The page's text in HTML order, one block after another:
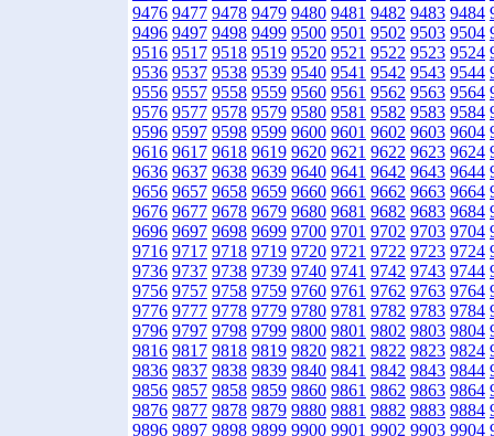
9476 9477 9478 9479 9480 9481 9482 9483 9484
9496 9497 9498 9499 9500 9501 9502 9503 9504
9516 9517 9518 9519 9520 9521 9522 9523 9524
9536 9537 9538 9539 9540 9541 9542 9543 9544
9556 9557 9558 9559 9560 9561 9562 9563 9564
9576 9577 9578 9579 9580 9581 9582 9583 9584
9596 9597 9598 9599 9600 9601 9602 9603 9604
9616 9617 9618 9619 9620 9621 9622 9623 9624
9636 9637 9638 9639 9640 9641 9642 9643 9644
9656 9657 9658 9659 9660 9661 9662 9663 9664
9676 9677 9678 9679 9680 9681 9682 9683 9684
9696 9697 9698 9699 9700 9701 9702 9703 9704
9716 9717 9718 9719 9720 9721 9722 9723 9724
9736 9737 9738 9739 9740 9741 9742 9743 9744
9756 9757 9758 9759 9760 9761 9762 9763 9764
9776 9777 9778 9779 9780 9781 9782 9783 9784
9796 9797 9798 9799 9800 9801 9802 9803 9804
9816 9817 9818 9819 9820 9821 9822 9823 9824
9836 9837 9838 9839 9840 9841 9842 9843 9844
9856 9857 9858 9859 9860 9861 9862 9863 9864
9876 9877 9878 9879 9880 9881 9882 9883 9884
9896 9897 9898 9899 9900 9901 9902 9903 9904